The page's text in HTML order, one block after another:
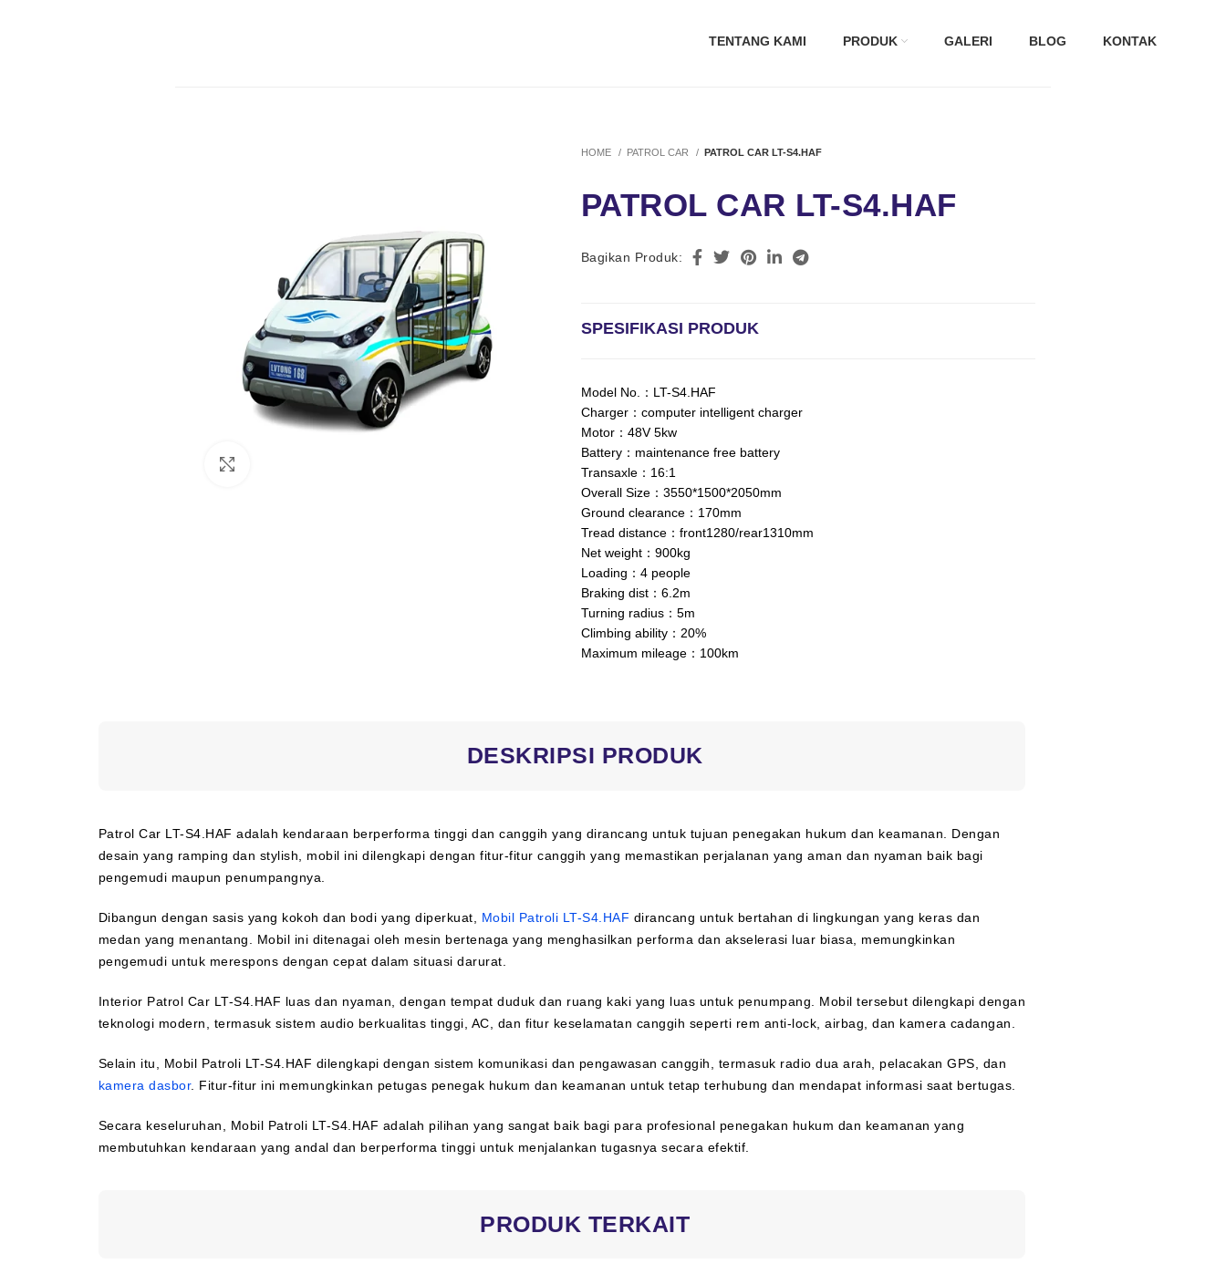
TENTANG KAMI PRODUK GALERI BLOG KONTAK
HOME PATROL CAR PATROL CAR LT-S4.HAF
PATROL CAR LT-S4.HAF
Bagikan Produk:
SPESIFIKASI PRODUK
Model No.：LT-S4.HAF
Charger：computer intelligent charger
Motor：48V 5kw
Battery：maintenance free battery
Transaxle：16:1
Overall Size：3550*1500*2050mm
Ground clearance：170mm
Tread distance：front1280/rear1310mm
Net weight：900kg
Loading：4 people
Braking dist：6.2m
Turning radius：5m
Climbing ability：20%
Maximum mileage：100km
DESKRIPSI PRODUK
Patrol Car LT-S4.HAF adalah kendaraan berperforma tinggi dan canggih yang dirancang untuk tujuan penegakan hukum dan keamanan. Dengan
desain yang ramping dan stylish, mobil ini dilengkapi dengan fitur-fitur canggih yang memastikan perjalanan yang aman dan nyaman baik bagi
pengemudi maupun penumpangnya.
Dibangun dengan sasis yang kokoh dan bodi yang diperkuat, Mobil Patroli LT-S4.HAF dirancang untuk bertahan di lingkungan yang keras dan
medan yang menantang. Mobil ini ditenagai oleh mesin bertenaga yang menghasilkan performa dan akselerasi luar biasa, memungkinkan
pengemudi untuk merespons dengan cepat dalam situasi darurat.
Interior Patrol Car LT-S4.HAF luas dan nyaman, dengan tempat duduk dan ruang kaki yang luas untuk penumpang. Mobil tersebut dilengkapi dengan
teknologi modern, termasuk sistem audio berkualitas tinggi, AC, dan fitur keselamatan canggih seperti rem anti-lock, airbag, dan kamera cadangan.
Selain itu, Mobil Patroli LT-S4.HAF dilengkapi dengan sistem komunikasi dan pengawasan canggih, termasuk radio dua arah, pelacakan GPS, dan
kamera dasbor. Fitur-fitur ini memungkinkan petugas penegak hukum dan keamanan untuk tetap terhubung dan mendapat informasi saat bertugas.
Secara keseluruhan, Mobil Patroli LT-S4.HAF adalah pilihan yang sangat baik bagi para profesional penegakan hukum dan keamanan yang
membutuhkan kendaraan yang andal dan berperforma tinggi untuk menjalankan tugasnya secara efektif.
PRODUK TERKAIT